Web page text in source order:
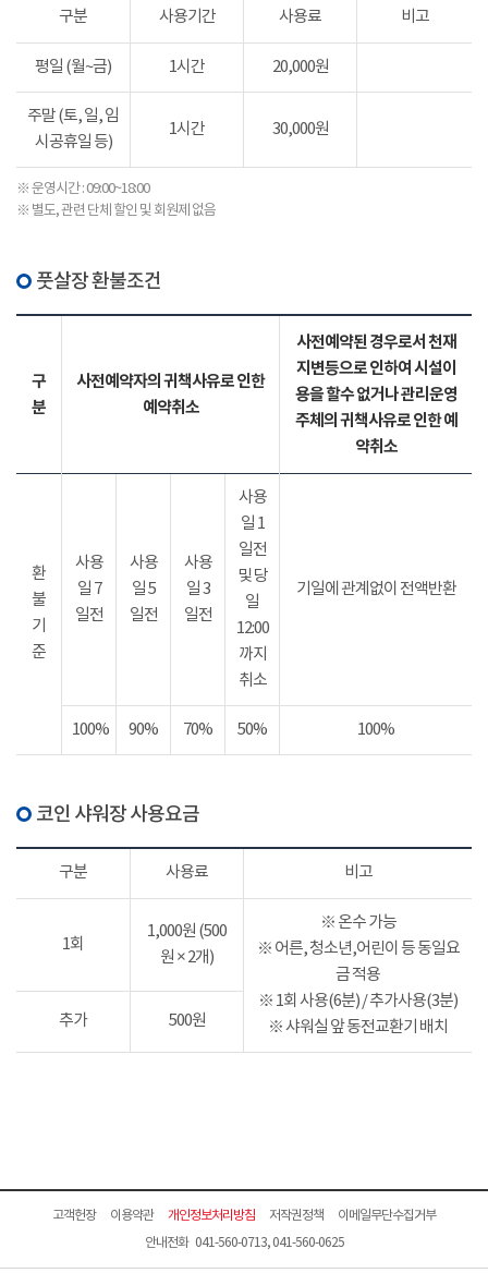
구분 사용기간 사용료 비고
평일 (월~금) 1시간 20,000원
주말 (토, 일, 임
시공휴일 등)
1시간 30,000원
※ 운영시간 : 09:00~18:00
※ 별도, 관련 단체 할인 및 회원제 없음
풋살장 환불조건
구
분
사전예약자의 귀책사유로 인한
예약취소
사전예약된 경우로서 천재
지변등으로 인하여 시설이
용을 할수 없거나 관리운영
주체의 귀책사유로 인한 예
약취소
환
불
기
준
사용
일 7
일전
사용
일 5
일전
사용
일 3
일전
사용
일 1
일전
및 당
일
12:00
까지
취소
기일에 관계없이 전액반환
100% 90% 70% 50% 100%
코인 샤워장 사용요금
구분 사용료 비고
1회
1,000원 (500
원 × 2개)
※ 온수 가능
※ 어른, 청소년,어린이 등 동일요
금 적용
※ 1회 사용(6분) / 추가사용(3분)
※ 샤워실 앞 동전교환기 배치
추가 500원
고객헌장 이용약관 개인정보처리방침 저작권정책
이메일무단수집거부
안내전화 041-560-0713, 041-560-0625